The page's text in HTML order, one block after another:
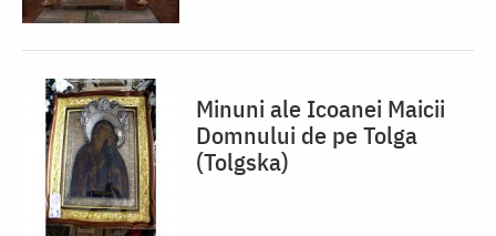
Minuni ale Icoanei Maicii
Domnului de pe Tolga
(Tolgska)